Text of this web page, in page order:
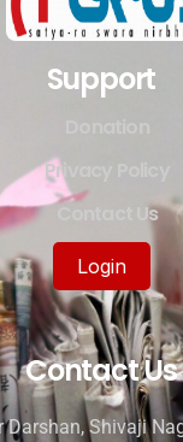
Support
Privacy Policy
Contact Us
Login
Contact Us
Darshan, Shivaji